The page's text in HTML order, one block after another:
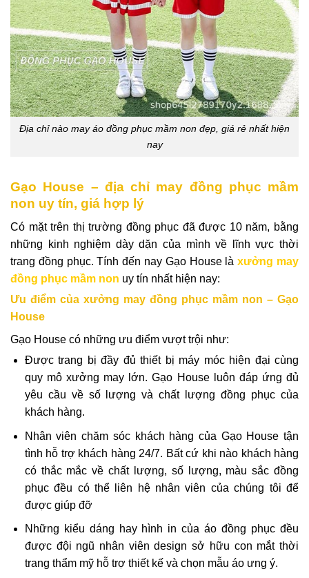
Địa chỉ nào may áo đồng phục mầm non đẹp, giá rẻ nhất hiện
nay
Gạo House – địa chỉ may đồng phục mầm
non uy tín, giá hợp lý
Có mặt trên thị trường đồng phục đã được 10 năm, bằng
những kinh nghiệm dày dặn của mình về lĩnh vực thời
trang đồng phục. Tính đến nay GạoHouse làxưởng may
đồng phục mầm non uy tín nhất hiện nay:
Ưu điểm của xưởng may đồng phục mầm non – Gạo
House
Gạo House có những ưu điểm vượt trội như:
Được trang bị đầy đủ thiết bị máy móc hiện đại cùng
quy mô xưởng may lớn. Gạo House luôn đáp ứng đủ
yêu cầu về số lượng và chất lượng đồng phục của
khách hàng.
Nhân viên chăm sóc khách hàng của Gạo House tận
tình hỗ trợ khách hàng 24/7. Bất cứ khi nào khách hàng
có thắc mắc về chất lượng, số lượng, màu sắc đồng
phục đều có thể liên hệ nhân viên của chúng tôi để
được giúp đỡ
Những kiểu dáng hay hình in của áo đồng phục đều
được đội ngũ nhân viên design sở hữu con mắt thời
trang thẩm mỹ hỗ trợ thiết kế và chọn mẫu áo ưng ý.